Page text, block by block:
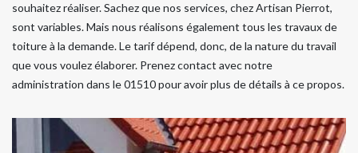
souhaitez réaliser. Sachez que nos services, chez Artisan Pierrot,
sont variables. Mais nous réalisons également tous les travaux de
toiture à la demande. Le tarif dépend, donc, de la nature du travail
que vous voulez élaborer. Prenez contact avec notre
administration dans le 01510 pour avoir plus de détails à ce propos.